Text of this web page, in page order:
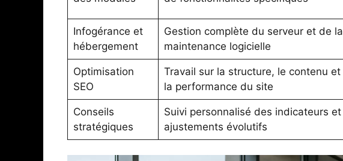
Infogérance et
hébergement
Gestion complète du serveur et de la
maintenance logicielle
Optimisation
SEO
Travail sur la structure, le contenu et
la performance du site
Conseils
stratégiques
Suivi personnalisé des indicateurs et
ajustements évolutifs